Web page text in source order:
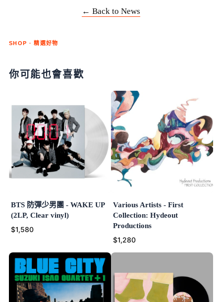
← Back to News
SHOP · 精選好物
你可能也會喜歡
BTS 防彈少男團 - WAKE UP
(2LP, Clear vinyl)
$1,580
Various Artists - First
Collection: Hydeout
Productions
$1,280